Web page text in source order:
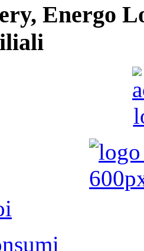
Energo